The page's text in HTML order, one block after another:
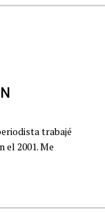
trabajé
2001. Me